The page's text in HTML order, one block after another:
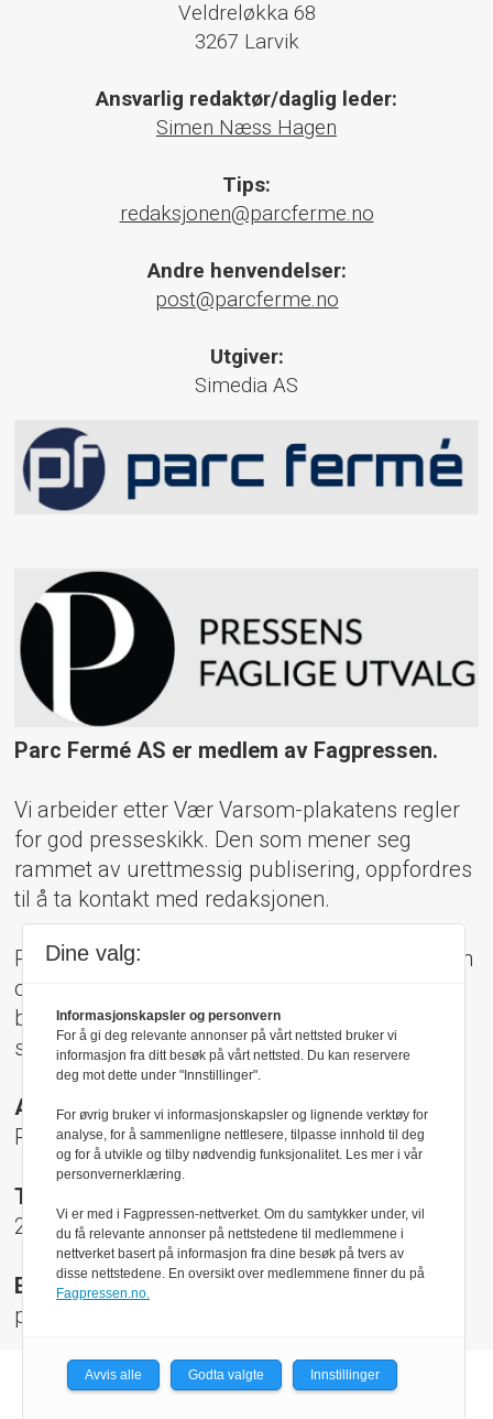
Veldreløkka 68
3267 Larvik
Ansvarlig redaktør/daglig leder:
Simen Næss Hagen
Tips:
redaksjonen@parcferme.no
Andre henvendelser:
post@parcferme.no
Utgiver:
Simedia AS
Parc Fermé AS er medlem av Fagpressen.
Vi arbeider etter Vær Varsom-plakatens regler
for god presseskikk. Den som mener seg
rammet av urettmessig publisering, oppfordres
til å ta kontakt med redaksjonen.
Pressens Faglige Utvalg (PFU) er et klageorgan
oppnevnt av Norsk Presseforbund som
behandler klager mot mediene i presseetiske
spørsmål.
Adresse:
Rådhusgt 17, 0158 Oslo
Telefon:
22 40 50 40
E-post:
pfu@presse.no
Dine valg:
Informasjonskapsler og personvern
For å gi deg relevante annonser på vårt nettsted bruker vi
informasjon fra ditt besøk på vårt nettsted. Du kan reservere
deg mot dette under "Innstillinger".
For øvrig bruker vi informasjonskapsler og lignende verktøy for
analyse, for å sammenligne nettlesere, tilpasse innhold til deg
og for å utvikle og tilby nødvendig funksjonalitet. Les mer i vår
personvernerklæring.
Vi er med i Fagpressen-nettverket. Om du samtykker under, vil
du få relevante annonser på nettstedene til medlemmene i
nettverket basert på informasjon fra dine besøk på tvers av
disse nettstedene. En oversikt over medlemmene finner du på
Fagpressen.no.
Avvis alle Godta valgte Innstillinger